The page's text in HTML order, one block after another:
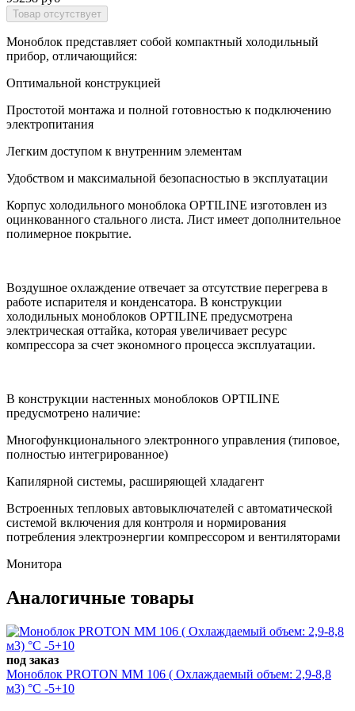
Моноблок представляет собой компактный холодильный
прибор, отличающийся:
Оптимальной конструкцией
Простотой монтажа и полной готовностью к подключению
электропитания
Легким доступом к внутренним элементам
Удобством и максимальной безопасностью в эксплуатации
Корпус холодильного моноблока OPTILINE изготовлен из
оцинкованного стального листа. Лист имеет дополнительное
полимерное покрытие.
Воздушное охлаждение отвечает за отсутствие перегрева в
работе испарителя и конденсатора. В конструкции
холодильных моноблоков OPTILINE предусмотрена
электрическая оттайка, которая увеличивает ресурс
компрессора за счет экономного процесса эксплуатации.
В конструкции настенных моноблоков OPTILINE
предусмотрено наличие:
Многофункционального электронного управления (типовое,
полностью интегрированное)
Капилярной системы, расширяющей хладагент
Встроенных тепловых автовыключателей с автоматической
системой включения для контроля и нормирования
потребления электроэнергии компрессором и вентиляторами
Монитора
Аналогичные товары
под заказ
Моноблок PROTON MM 106 ( Охлаждаемый объем: 2,9-8,8
м3) °С -5+10